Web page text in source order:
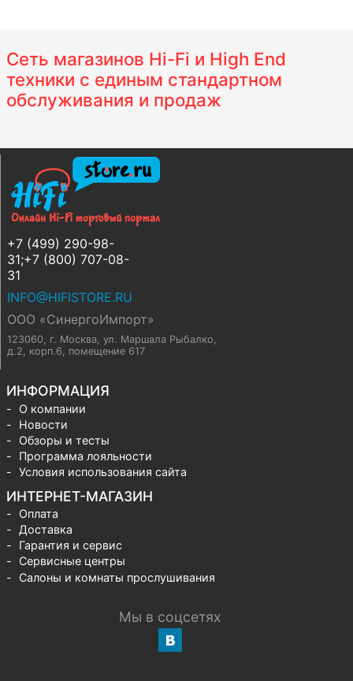
Сеть магазинов Hi-Fi и High End
техники с единым стандартном
обслуживания и продаж
+7 (499) 290-98-
31;+7 (800) 707-08-
31
INFO@HIFISTORE.RU
ООО «СинергоИмпорт»
123060, г. Москва, ул. Маршала Рыбалко,
д.2, корп.6, помещение 617
ИНФОРМАЦИЯ
О компании
Новости
Обзоры и тесты
Программа лояльности
Условия использования сайта
ИНТЕРНЕТ-МАГАЗИН
Оплата
Доставка
Гарантия и сервис
Сервисные центры
Салоны и комнаты прослушивания
Мы в соцсетях